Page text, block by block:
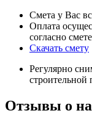
Смета у Вас
Оплата
согласно смете
Скачать смету
Регулярно
строительной
Отзывы о